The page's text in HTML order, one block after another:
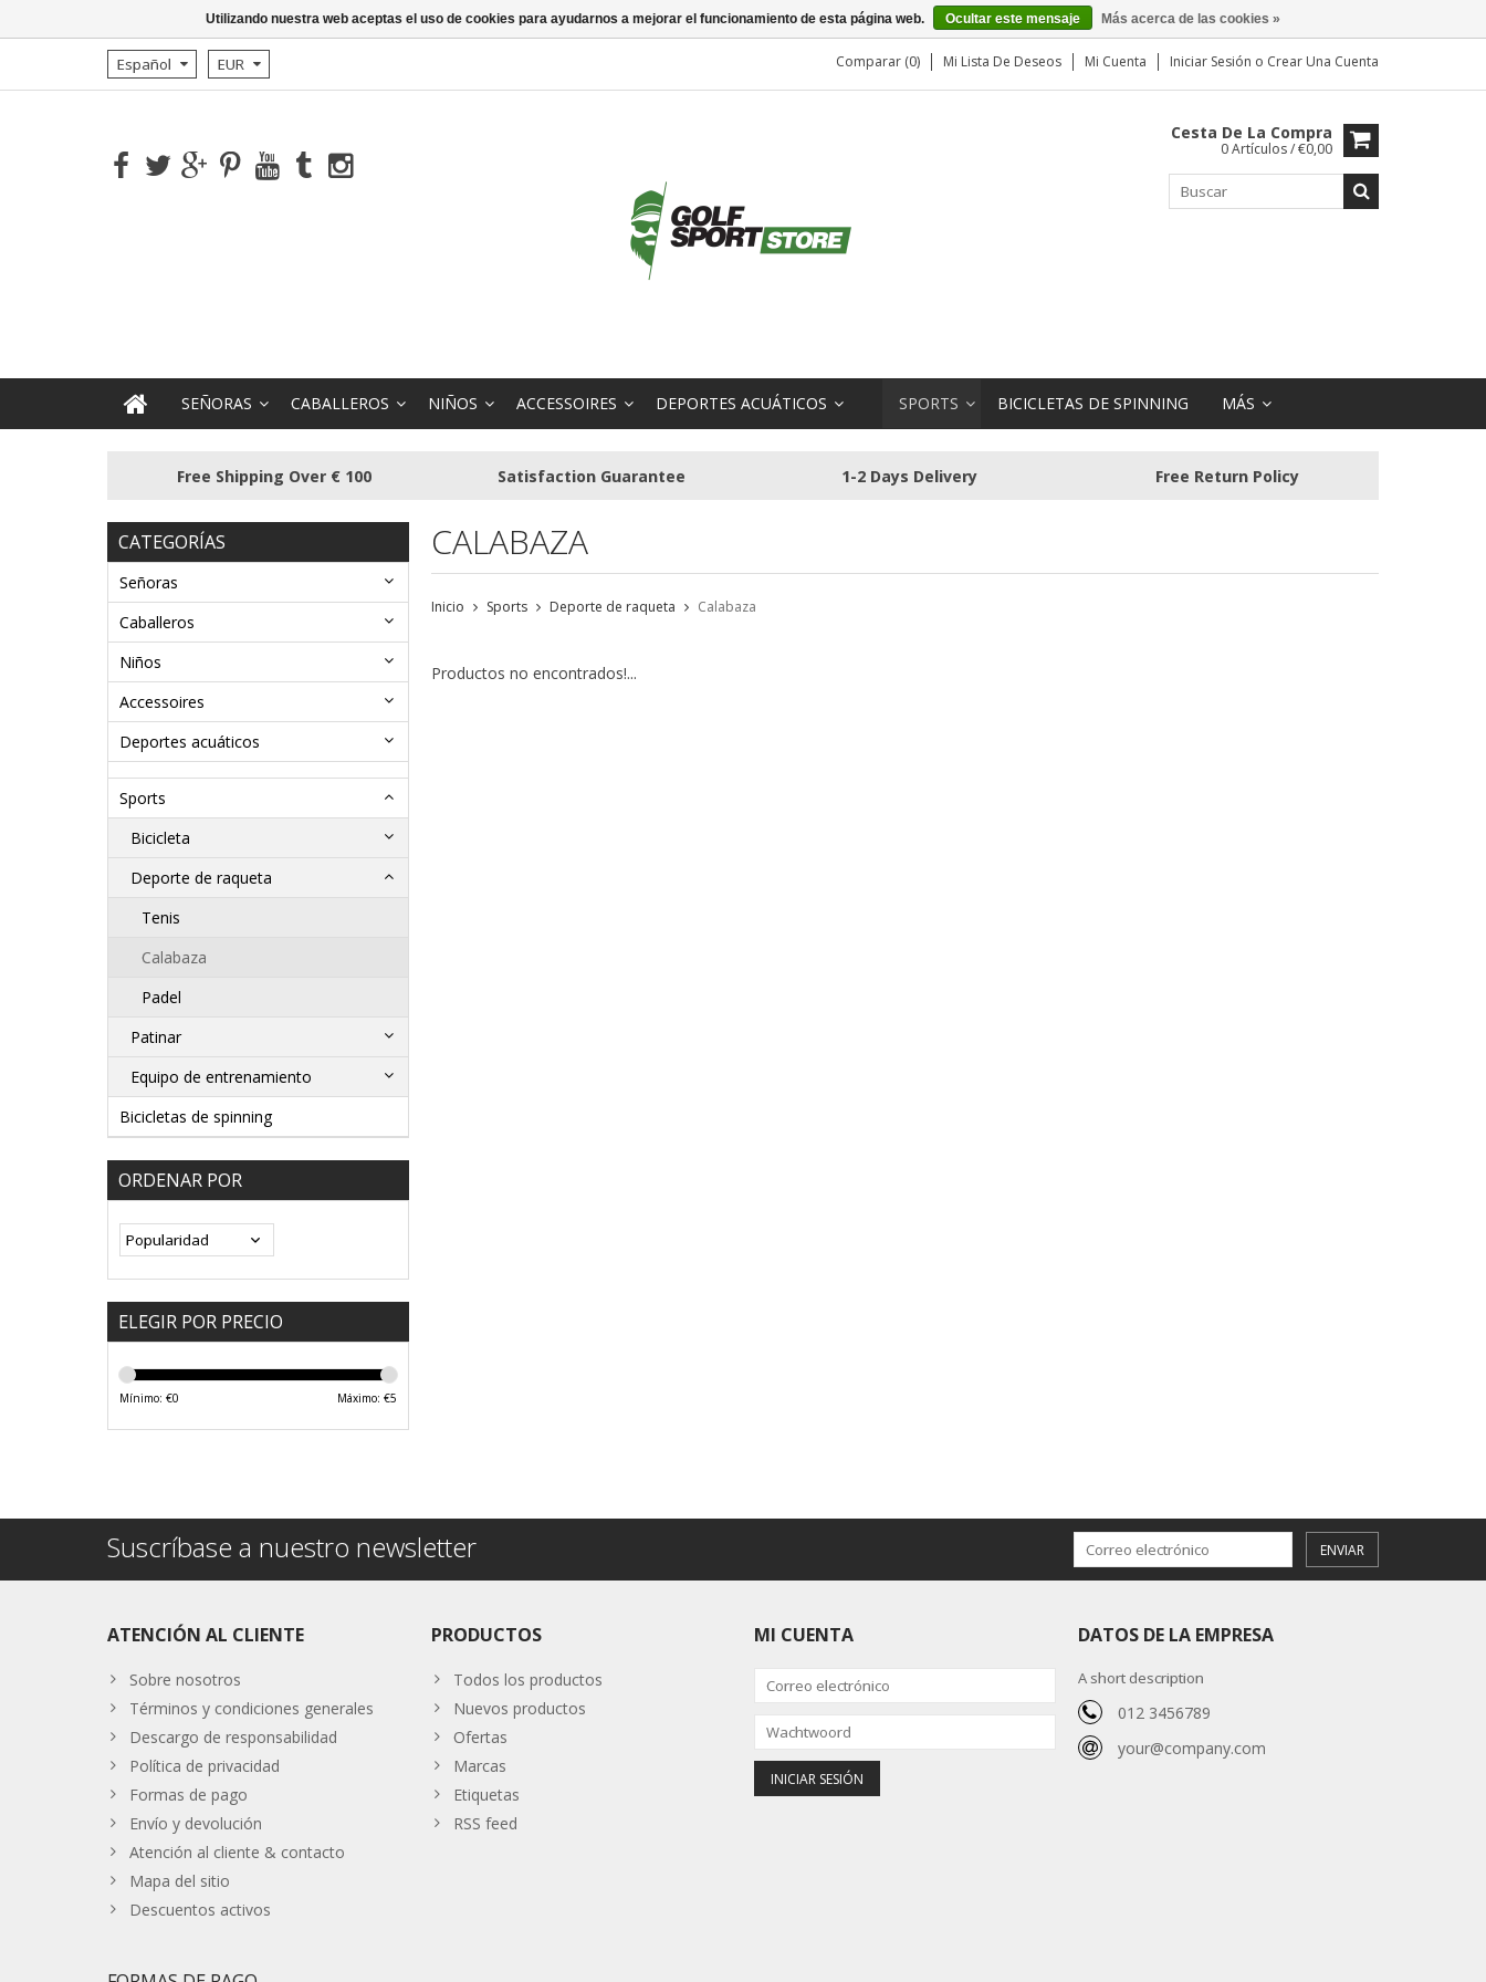
Español EUR Comparar (0) Mi Lista De Deseos Mi Cuenta Iniciar Sesión o Crear Una Cuenta
Cesta De La Compra
0 Artículos / €0,00
SEÑORAS CABALLEROS NIÑOS ACCESSOIRES DEPORTES ACUÁTICOS SPORTS BICICLETAS DE SPINNING MÁS
Free Shipping Over € 100 Satisfaction Guarantee 1-2 Days Delivery Free Return Policy
CATEGORÍAS
Señoras
Caballeros
Niños
Accessoires
Deportes acuáticos
Sports
Bicicleta
Deporte de raqueta
Tenis
Calabaza
Padel
Patinar
Equipo de entrenamiento
Bicicletas de spinning
ORDENAR POR
ELEGIR POR PRECIO
Mínimo: €0 Máximo: €5
CALABAZA
Inicio Sports Deporte de raqueta Calabaza
Productos no encontrados!...
Suscríbase a nuestro newsletter ENVIAR
ATENCIÓN AL CLIENTE
Sobre nosotros
Términos y condiciones generales
Descargo de responsabilidad
Política de privacidad
Formas de pago
Envío y devolución
Atención al cliente & contacto
Mapa del sitio
Descuentos activos
PRODUCTOS
Todos los productos
Nuevos productos
Ofertas
Marcas
Etiquetas
RSS feed
MI CUENTA DATOS DE LA EMPRESA
A short description
012 3456789
your@company.com
Utilizando nuestra web aceptas el uso de cookies para ayudarnos a mejorar el funcionamiento de esta página web. Ocultar este mensaje Más acerca de las cookies »